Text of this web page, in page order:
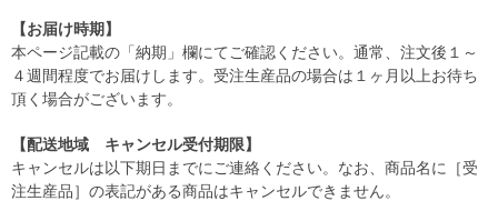
【お届け時期】
本ページ記載の「納期」欄にてご確認ください。通常、注文後１～
４週間程度でお届けします。受注生産品の場合は１ヶ月以上お待ち
頂く場合がございます。
【配送地域 キャンセル受付期限】
キャンセルは以下期日までにご連絡ください。なお、商品名に［受
注生産品］の表記がある商品はキャンセルできません。